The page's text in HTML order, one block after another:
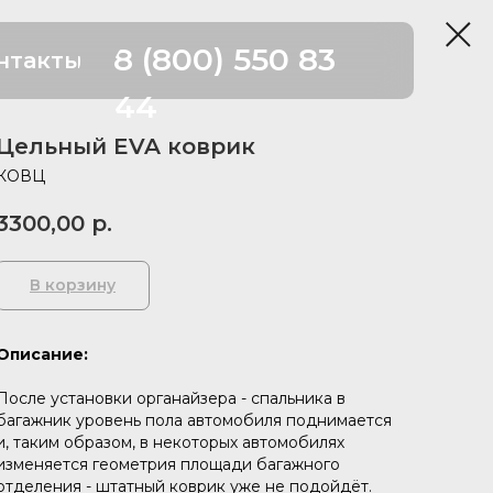
8 (800) 550 83
44
EVA коврик
р.
В корзину
установки органайзера - спальника в
уровень пола автомобиля поднимается
таким образом, в некоторых автомобилях
геометрия площади багажного
- штатный коврик уже не подойдёт.